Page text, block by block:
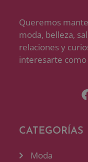
Queremos
moda, belleza,
relaciones y
interesarte
CATEGORÍAS
Moda